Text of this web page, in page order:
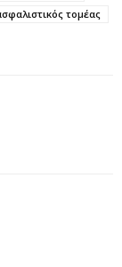
τομέας